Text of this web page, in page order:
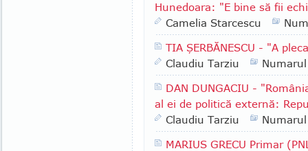
Hunedoara: "E bine să fii
Camelia Starcescu
TIA ŞERBĂNESCU - "A
Claudiu Tarziu
DAN DUNGACIU -
al ei de politică externă:
Claudiu Tarziu
MARIUS GRECU Primar